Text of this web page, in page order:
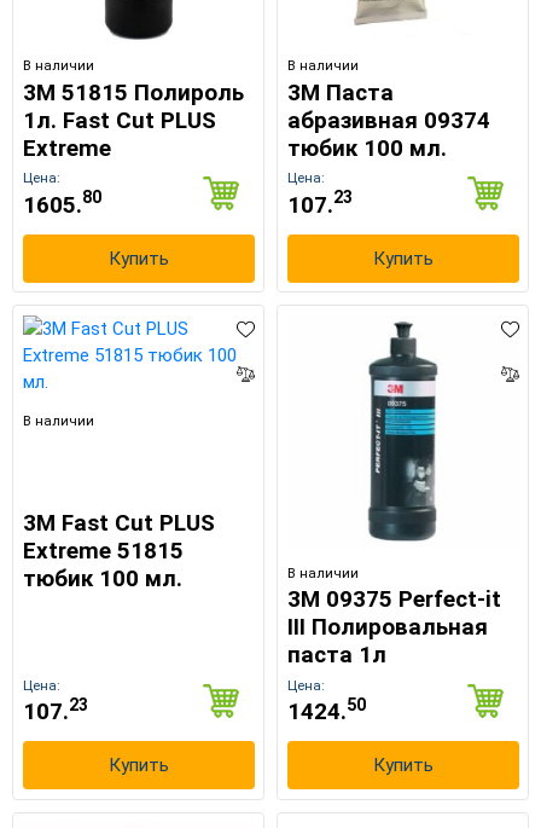
Выберите язык магазина
В наличии
3M 51815 Полироль
1л. Fast Cut PLUS
Extreme
Цена:
1605.80
Купить
В наличии
3M Паста
абразивная 09374
тюбик 100 мл.
Цена:
107.23
Купить
В наличии
3M Fast Cut PLUS
Extreme 51815
тюбик 100 мл.
Цена:
107.23
Купить
В наличии
3M 09375 Perfect-it
III Полировальная
паста 1л
Цена:
1424.50
Купить